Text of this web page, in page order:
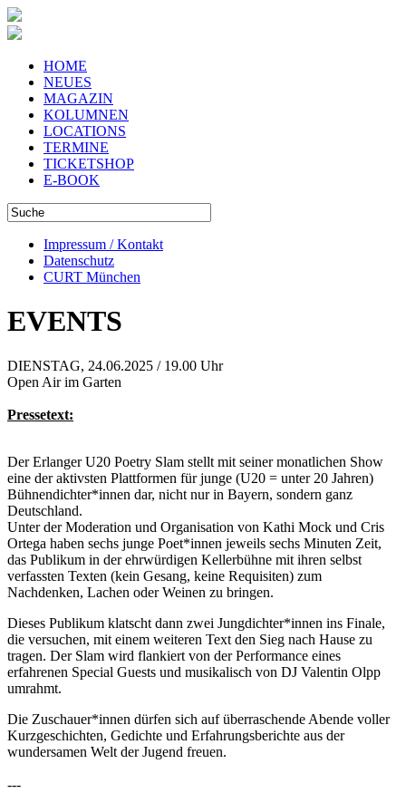
HOME
NEUES
MAGAZIN
KOLUMNEN
LOCATIONS
TERMINE
TICKETSHOP
E-BOOK
Impressum / Kontakt
Datenschutz
CURT München
EVENTS
DIENSTAG, 24.06.2025 / 19.00 Uhr
Open Air im Garten
Pressetext:
Der Erlanger U20 Poetry Slam stellt mit seiner monatlichen Show
eine der aktivsten Plattformen für junge (U20 = unter 20 Jahren)
Bühnendichter*innen dar, nicht nur in Bayern, sondern ganz
Deutschland.
Unter der Moderation und Organisation von Kathi Mock und Cris
Ortega haben sechs junge Poet*innen jeweils sechs Minuten Zeit,
das Publikum in der ehrwürdigen Kellerbühne mit ihren selbst
verfassten Texten (kein Gesang, keine Requisiten) zum
Nachdenken, Lachen oder Weinen zu bringen.
Dieses Publikum klatscht dann zwei Jungdichter*innen ins Finale,
die versuchen, mit einem weiteren Text den Sieg nach Hause zu
tragen. Der Slam wird flankiert von der Performance eines
erfahrenen Special Guests und musikalisch von DJ Valentin Olpp
umrahmt.
Die Zuschauer*innen dürfen sich auf überraschende Abende voller
Kurzgeschichten, Gedichte und Erfahrungsberichte aus der
wundersamen Welt der Jugend freuen.
---